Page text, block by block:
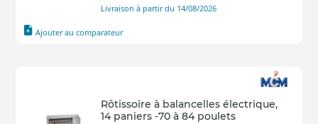
Livraison à partir du 14/08/2026
Ajouter au comparateur
Rôtissoire à balancelles électrique,
14 paniers -70 à 84 poulets